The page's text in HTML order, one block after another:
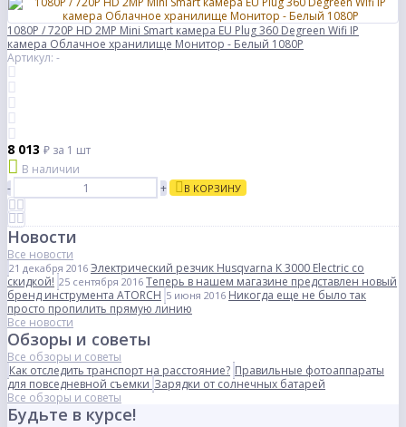
1080P / 720P HD 2MP Mini Smart камера EU Plug 360 Degreen Wifi IP
камера Облачное хранилище Монитор - Белый 1080P
Артикул: -
8 013 ₽ за 1 шт
В наличии
-
+ В КОРЗИНУ
Новости
Все новости
21 декабря 2016 Электрический резчик Husqvarna K 3000 Electric со
скидкой! 25 сентября 2016 Теперь в нашем магазине представлен новый
бренд инструмента ATORCH 5 июня 2016 Никогда еще не было так
просто пропилить прямую линию
Все новости
Обзоры и советы
Все обзоры и советы
Как отследить транспорт на расстояние? Правильные фотоаппараты
для повседневной съемки Зарядки от солнечных батарей
Все обзоры и советы
Будьте в курсе!